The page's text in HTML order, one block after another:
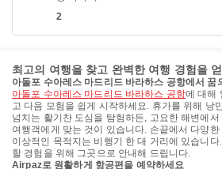
2
최고의 여행을 찾고 완벽한 여행 경험을
아돌포 수아레스 마드리드 바라하스 공항에서 꿈
아돌포 수아레스 마드리드 바라하스 공항에 대해
고 다음 모험을 쉽게 시작하세요. 휴가를 위해 낭
넘치는 활기찬 도심을 탐험하든, 고요한 해변에
여행객에게 맞는 것이 있습니다. 손끝에서 다양
이상적인 목적지는 비행기 한 대 거리에 있습니
할 경험을 위해 그곳으로 안내해 드립니다.
Airpaz로 원활하게 항공편을 예약하세요